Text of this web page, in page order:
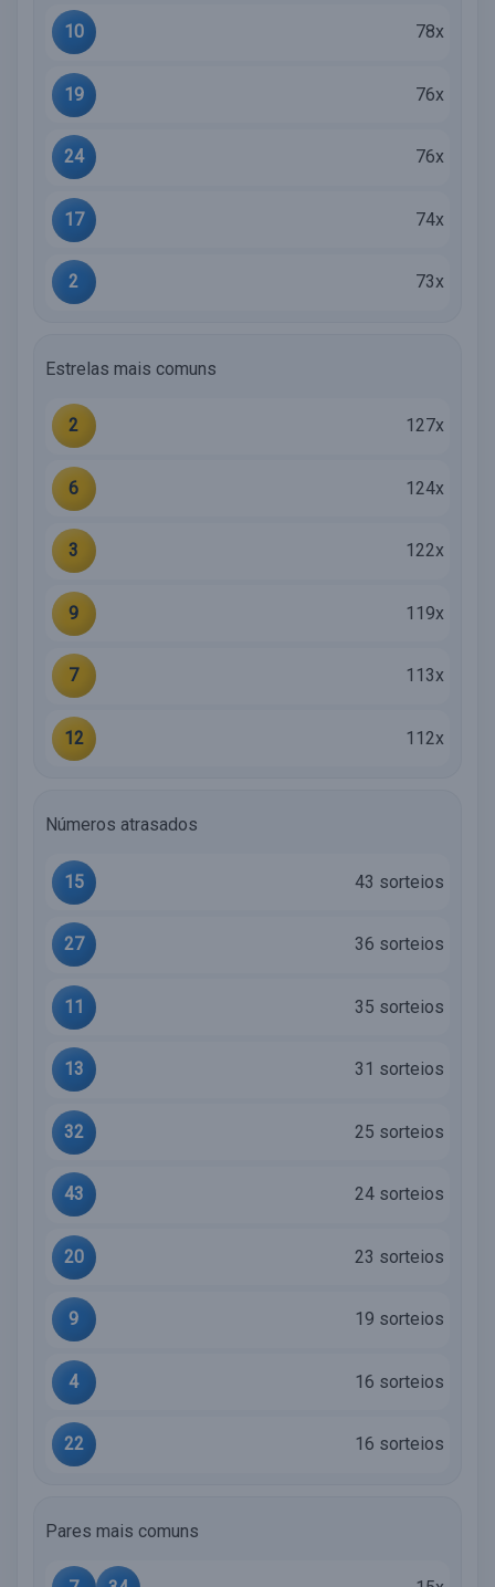
10 78x
19 76x
24 76x
17 74x
2 73x
Estrelas mais comuns
2 127x
6 124x
3 122x
9 119x
7 113x
12 112x
Números atrasados
15 43 sorteios
27 36 sorteios
11 35 sorteios
13 31 sorteios
32 25 sorteios
43 24 sorteios
20 23 sorteios
9 19 sorteios
4 16 sorteios
22 16 sorteios
Pares mais comuns